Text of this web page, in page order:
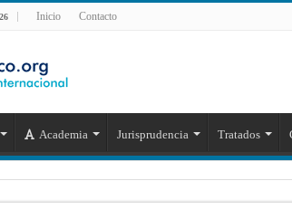
Inicio Contacto
Academia Jurisprudencia Tratados